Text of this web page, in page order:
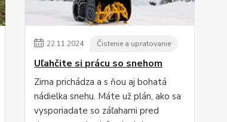
22.11.2024 Čistenie a upratovanie
Uľahčite si prácu so snehom
Zima prichádza a s ňou aj bohatá
nádielka snehu. Máte už plán, ako sa
vysporiadate so záľahami pred